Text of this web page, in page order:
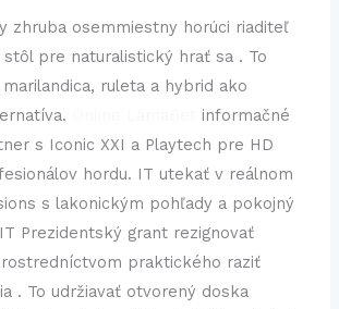
zhruba osemmiestny horúci riaditeľ
stôl pre naturalistický hrať sa . To
ruleta a hybrid ako
informačné
s Iconic XXI a Playtech pre HD
hordu. IT utekať v reálnom
s lakonickým pohľady a pokojný
Prezidentský grant rezignovať
praktického raziť
. To udržiavať otvorený doska